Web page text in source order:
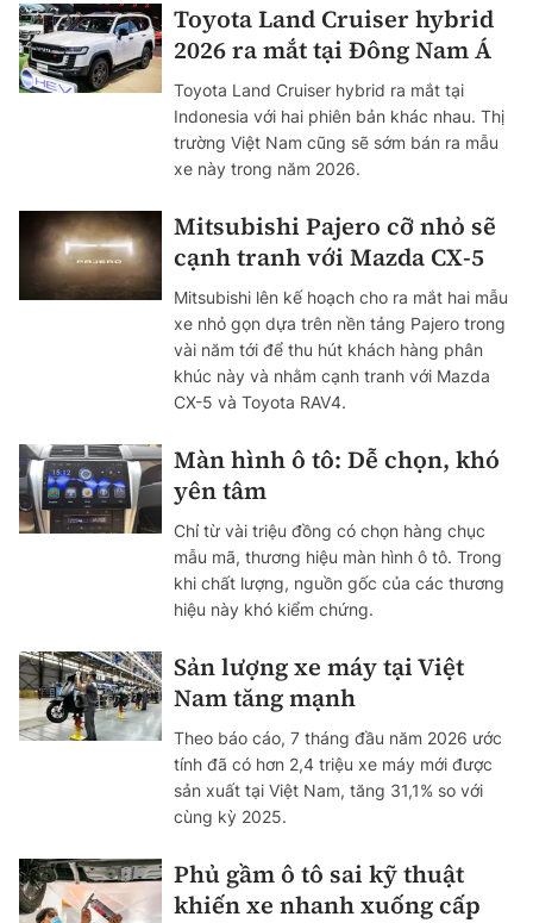
Toyota Land Cruiser hybrid
2026 ra mắt tại Đông Nam Á
Toyota Land Cruiser hybrid ra mắt tại
Indonesia với hai phiên bản khác nhau. Thị
trường Việt Nam cũng sẽ sớm bán ra mẫu
xe này trong năm 2026.
Mitsubishi Pajero cỡ nhỏ sẽ
cạnh tranh với Mazda CX-5
Mitsubishi lên kế hoạch cho ra mắt hai mẫu
xe nhỏ gọn dựa trên nền tảng Pajero trong
vài năm tới để thu hút khách hàng phân
khúc này và nhằm cạnh tranh với Mazda
CX-5 và Toyota RAV4.
Màn hình ô tô: Dễ chọn, khó
yên tâm
Chỉ từ vài triệu đồng có chọn hàng chục
mẫu mã, thương hiệu màn hình ô tô. Trong
khi chất lượng, nguồn gốc của các thương
hiệu này khó kiểm chứng.
Sản lượng xe máy tại Việt
Nam tăng mạnh
Theo báo cáo, 7 tháng đầu năm 2026 ước
tính đã có hơn 2,4 triệu xe máy mới được
sản xuất tại Việt Nam, tăng 31,1% so với
cùng kỳ 2025.
Phủ gầm ô tô sai kỹ thuật
khiến xe nhanh xuống cấp